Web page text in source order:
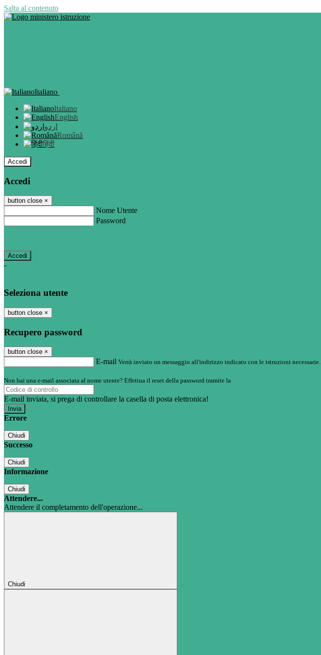
Salta al contenuto
Italiano
Italiano
English
اردو
Română
हिंदी
Accedi
Accedi
button close ×
Nome Utente
Password
-
Seleziona utente
button close ×
Recupero password
button close ×
E-mail Verrà inviato un messaggio all'indirizzo indicato con le istruzioni necessarie.
Non hai una e-mail associata al nome utente? Effettua il reset della password tramite la
E-mail inviata, si prega di controllare la casella di posta elettronica!
Errore
Chiudi
Successo
Chiudi
Informazione
Chiudi
Attendere...
Attendere il completamento dell'operazione...
Chiudi